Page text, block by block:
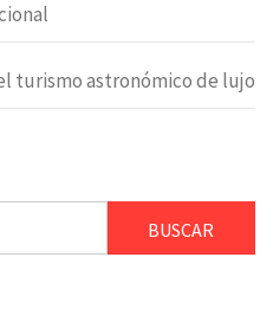
turismo astronómico de lujo